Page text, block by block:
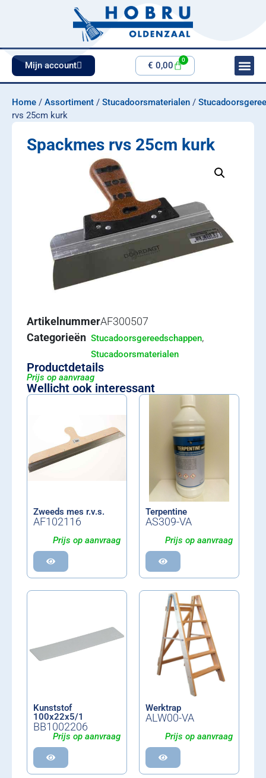
Mijn account € 0,00
0
Home / Assortiment / Stucadoorsmaterialen /
rvs 25cm kurk
Spackmes rvs 25cm kurk
ArtikelnummerAF300507
Categorieën Stucadoorsgereedschappen,
Stucadoorsmaterialen
Productdetails
Prijs op aanvraag
Wellicht ook interessant
Zweeds mes r.v.s.
AF102116
Prijs op aanvraag
Terpentine
AS309-VA
Prijs op aanvraag
Kunststof
100x22x5/1
BB1002206
Prijs op aanvraag
Werktrap
ALW00-VA
Prijs op aanvraag